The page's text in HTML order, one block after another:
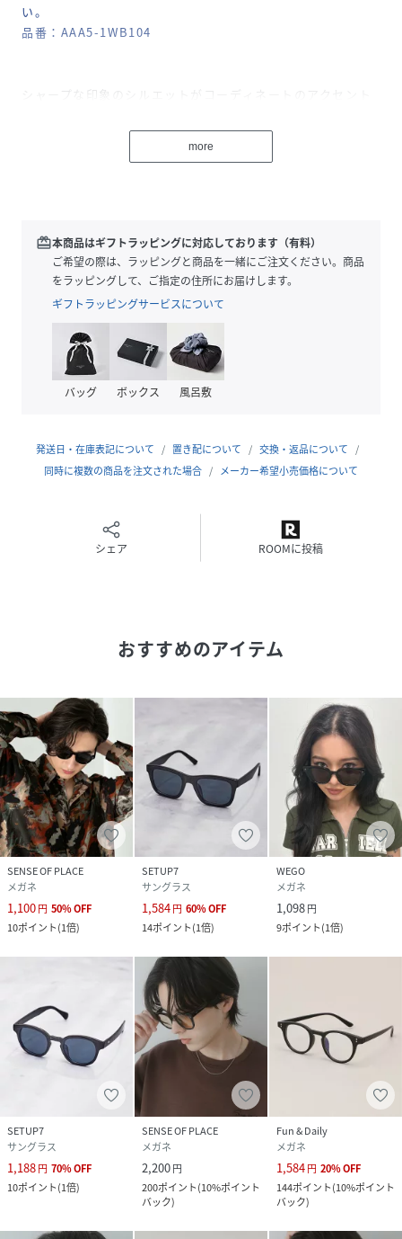
い。
品番：AAA5-1WB104
シャープな印象のシルエットがコーディネートのアクセント
フレームの下部がスクエアラインになっており取りれやすい
※この商品は、日中の光線のまぶしさや通常使用での有害な
紫外線を防ぐことは出来ますが、その他の保護機能は持ち合
わせておりません。
※汗、整髪料等はメッキのはがれ、変色の原因となる場合が
あります。又、そのまま御使用になると、アレルギー等の原
因となる事がありますので御注意下さい。
※その他お取り扱いに関しましては、商品に付属のアテンシ
ョンタグをご覧ください。
※商品画像は、光の当たり具合やパソコンなどの閲覧環境に
※商品の色味の目安は、商品単体の画像をご参照ください。
原産国
素材
わくの材質 ：
プラスチックテンプルの材質 ：
プラスチックレンズの材質 ：
プラスチック
サイズ
品番
NZ4808_AAA5
AAA5-1WB104-iGe-2U NZ4808)
more
redeem本商品はギフトラッピングに対応しております（有料）
ご希望の際は、ラッピングと商品を一緒にご注文ください。商品
をラッピングして、ご指定の住所にお届けします。
ギフトラッピングサービスについて
バッグ ボックス 風呂敷
発送日・在庫表記について 置き配について
交換・返品について
同時に複数の商品を注文された場合
メーカー希望小売価格について
シェア ROOMに投稿
おすすめのアイテム
SENSE OF PLACE
メガネ
1,100円 50%OFF
10ポイント(1倍)
SETUP7
サングラス
1,584円 60%OFF
14ポイント(1倍)
WEGO
メガネ
1,098円
9ポイント(1倍)
SETUP7
サングラス
1,188円 70%OFF
10ポイント(1倍)
SENSE OF PLACE
メガネ
2,200円
200ポイント(10%ポイント
バック)
Fun & Daily
メガネ
1,584円 20%OFF
144ポイント(10%ポイント
バック)